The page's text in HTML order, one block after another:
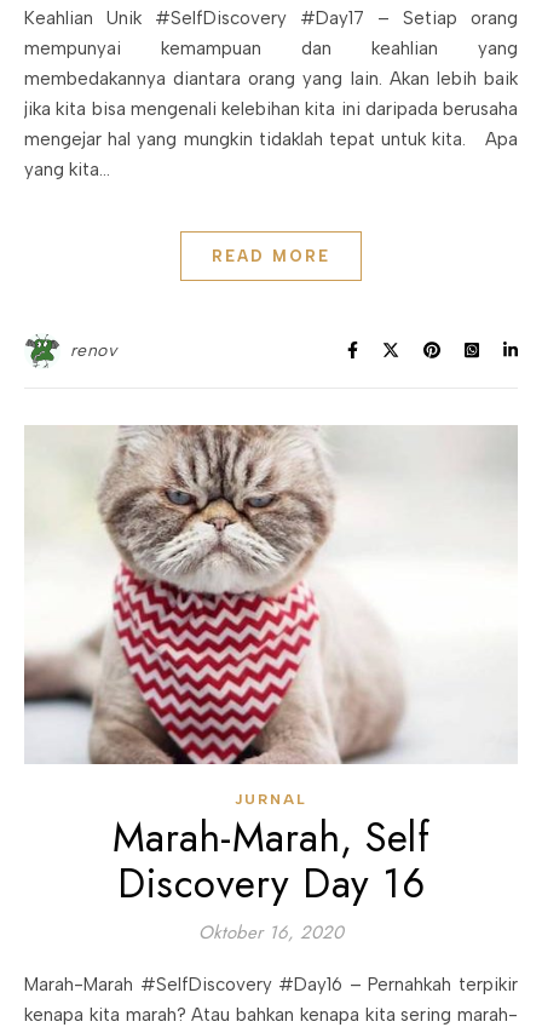
Keahlian Unik #SelfDiscovery #Day17 – Setiap orang
mempunyai kemampuan dan keahlian yang
membedakannya diantara orang yang lain. Akan lebih baik
jika kita bisa mengenali kelebihan kita ini daripada berusaha
mengejar hal yang mungkin tidaklah tepat untuk kita. Apa
yang kita…
READ MORE
renov
JURNAL
Marah-Marah, Self
Discovery Day 16
Oktober 16, 2020
Marah-Marah #SelfDiscovery #Day16 – Pernahkah terpikir
kenapa kita marah? Atau bahkan kenapa kita sering marah-